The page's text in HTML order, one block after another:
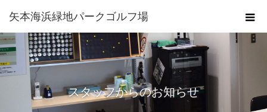
矢本海浜緑地パークゴルフ場
スタッフからのお知らせ